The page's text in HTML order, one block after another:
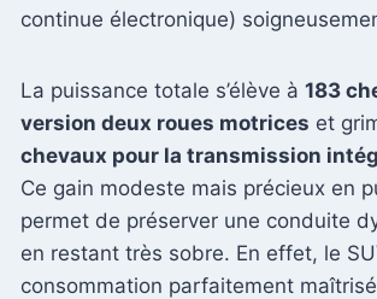
continue électronique)
La puissance totale s’élève à 183
version deux roues motrices et
chevaux pour la transmission
Ce gain modeste mais précieux en
permet de préserver une conduite
en restant très sobre. En effet, le
consommation parfaitement